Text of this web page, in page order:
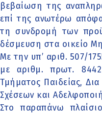
βεβαίωση της
επί της ανωτέρω
τη συνδρομή των
δέσμευση στα οικείο
Με την υπ’ αριθ. 507/
με αριθμ. πρωτ.
Τμήματος Παιδείας,
Σχέσεων και
Στο παραπάνω